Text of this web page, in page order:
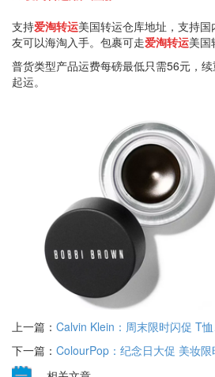
支持爱淘转运美国转运仓库地址，支持
友可以海淘入手。包裹可走爱淘转运美国
普货类型产品运费每磅最低只需56元，
起运。
上一篇： Calvin Klein：周末限时闪促 T恤、背心
下一篇： ColourPop：纪念日大促 美妆限时